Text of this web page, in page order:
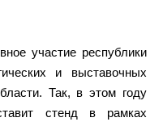
участие республики
и выставочных
Так, в этом году
стенд в рамках